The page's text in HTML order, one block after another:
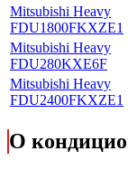
Mitsubishi Heavy
FDU1800FKXZE1
Mitsubishi Heavy
FDU280KXE6F
Mitsubishi Heavy
FDU2400FKXZE1
О